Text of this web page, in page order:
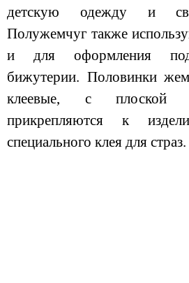
детскую одежду и
Полужемчуг также
и для оформления
бижутерии. Половинки
клеевые, с плоской
прикрепляются к
специального клея для страз.